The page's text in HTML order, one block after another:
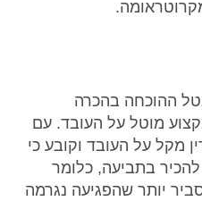
ההוכחה בהכרה
מוטל על העובד. עם
מקל על העובד וקובע כי
להכיר בתביעה, כלומר
יותר שהפגיעה נגרמה